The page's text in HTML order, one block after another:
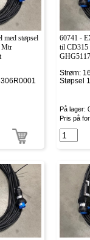
med støpsel
Mtr
60741 -
til CD315
Strøm:
Støpsel
På lager:
Pris på